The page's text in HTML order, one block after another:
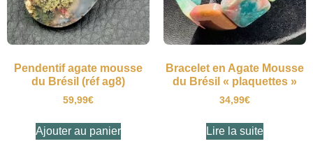
Pendentif agate mousse
du Brésil (réf ag8)
59,99€
Ajouter au panier
Bracelet en Agate Mousse
du Brésil « plaquettes »
34,99€
Lire la suite